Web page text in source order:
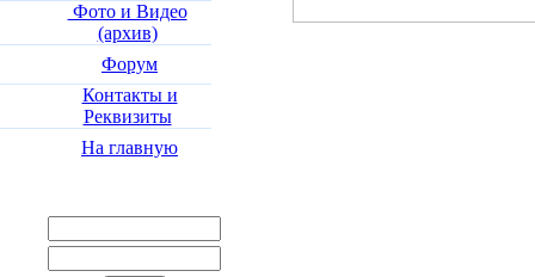
Фото и Видео
(архив)
Форум
Контакты и
Реквизиты
На главную